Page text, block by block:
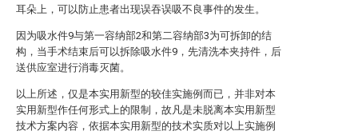
耳朵上，可以防止患者出现误吞误吸不良事件的发生。
因为吸水件9与第一容纳部2和第二容纳部3为可拆卸的结
构，当手术结束后可以拆除吸水件9，先清洗本夹持件，后
送供应室进行消毒灭菌。
以上所述，仅是本实用新型的较佳实施例而已，并非对本
实用新型作任何形式上的限制，故凡是未脱离本实用新型
技术方案内容，依据本实用新型的技术实质对以上实施例